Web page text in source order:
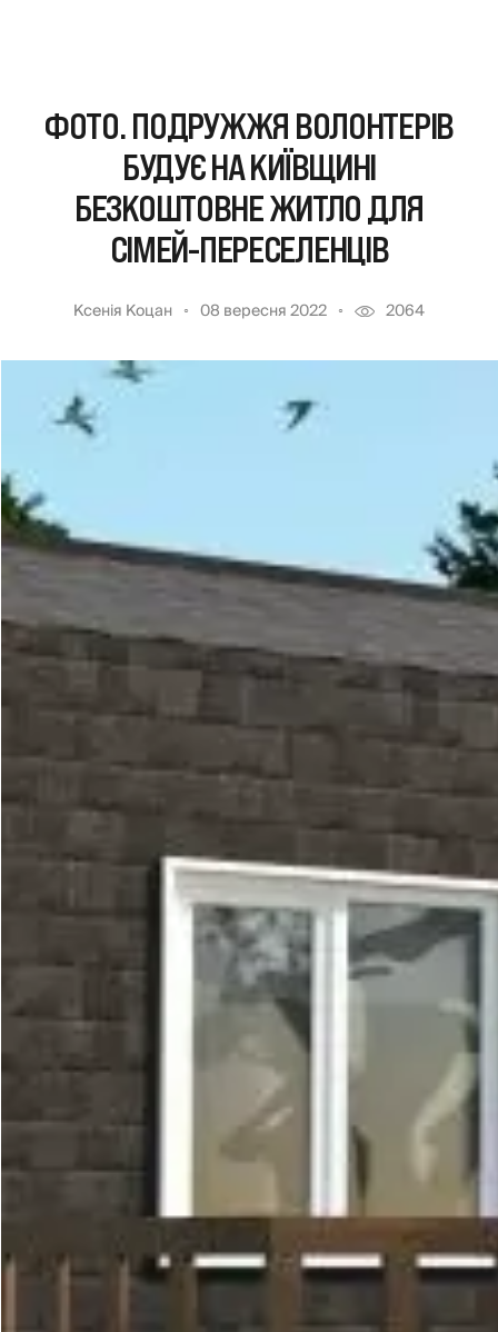
ФОТО. ПОДРУЖЖЯ ВОЛОНТЕРІВ
БУДУЄ НА КИЇВЩИНІ
БЕЗКОШТОВНЕ ЖИТЛО ДЛЯ
СІМЕЙ-ПЕРЕСЕЛЕНЦІВ
Ксенія Коцан 08 вересня 2022 2064